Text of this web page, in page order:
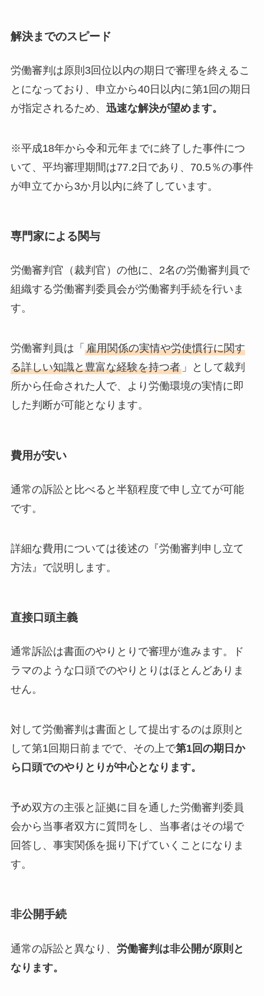
解決までのスピード
労働審判は原則3回位以内の期日で審理を終えるこ
とになっており、申立から40日以内に第1回の期日
が指定されるため、 迅速な解決が望めます。
※平成18年から令和元年までに終了した事件につ
いて、平均審理期間は77.2日であり、70.5％の事件
が申立てから3か月以内に終了しています。
専門家による関与
労働審判官（裁判官）の他に、2名の労働審判員で
組織する労働審判委員会が労働審判手続を行いま
す。
労働審判員は「 雇用関係の実情や労使慣行に関す
る詳しい知識と豊富な経験を持つ者」として裁判
所から任命された人で、より労働環境の実情に即
した判断が可能となります。
費用が安い
通常の訴訟と比べると半額程度で申し立てが可能
です。
詳細な費用については後述の『労働審判申し立て
方法』で説明します。
直接口頭主義
通常訴訟は書面のやりとりで審理が進みます。ド
ラマのような口頭でのやりとりはほとんどありま
せん。
対して労働審判は書面として提出するのは原則と
して第1回期日前までで、その上で第1回の期日か
ら口頭でのやりとりが中心となります。
予め双方の主張と証拠に目を通した労働審判委員
会から当事者双方に質問をし、当事者はその場で
回答し、事実関係を掘り下げていくことになりま
す。
非公開手続
通常の訴訟と異なり、 労働審判は非公開が原則と
なります。